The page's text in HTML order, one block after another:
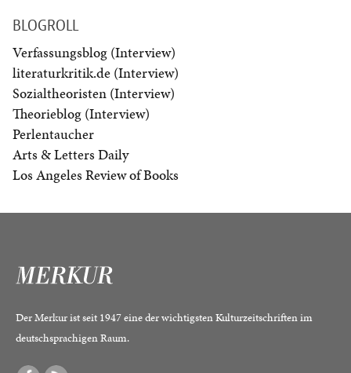
BLOGROLL
Verfassungsblog (Interview)
literaturkritik.de (Interview)
Sozialtheoristen (Interview)
Theorieblog (Interview)
Perlentaucher
Arts & Letters Daily
Los Angeles Review of Books
Der Merkur ist seit 1947 eine der wichtigsten Kulturzeitschriften im
deutschsprachigen Raum.